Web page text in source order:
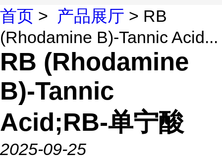
首页 > 产品展厅 > RB
(Rhodamine B)-Tannic Acid...
RB (Rhodamine
B)-Tannic
Acid;RB-单宁酸
2025-09-25